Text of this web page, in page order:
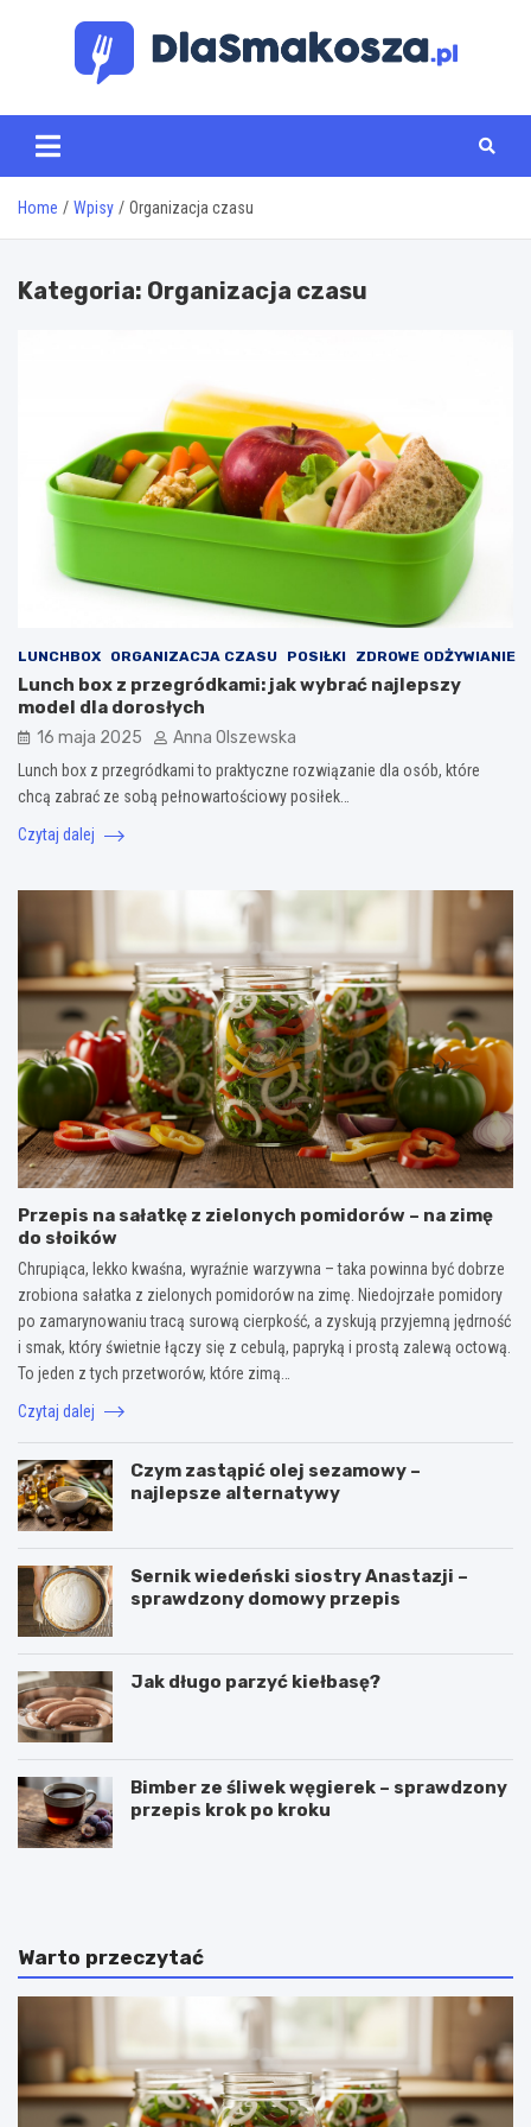
www.dlasmakosza.pl
Home Wpisy Organizacja czasu
Kategoria: Organizacja czasu
LUNCHBOX ORGANIZACJA CZASU POSIŁKI ZDROWE ODŻYWIANIE
Lunch box z przegródkami: jak wybrać najlepszy
model dla dorosłych
16 maja 2025 Anna Olszewska
Lunch box z przegródkami to praktyczne rozwiązanie dla osób, które
chcą zabrać ze sobą pełnowartościowy posiłek…
Czytaj dalej
Przepis na sałatkę z zielonych pomidorów – na zimę
do słoików
Chrupiąca, lekko kwaśna, wyraźnie warzywna – taka powinna być dobrze
zrobiona sałatka z zielonych pomidorów na zimę. Niedojrzałe pomidory
po zamarynowaniu tracą surową cierpkość, a zyskują przyjemną jędrność
i smak, który świetnie łączy się z cebulą, papryką i prostą zalewą octową.
To jeden z tych przetworów, które zimą…
Czytaj dalej
Czym zastąpić olej sezamowy –
najlepsze alternatywy
Sernik wiedeński siostry Anastazji –
sprawdzony domowy przepis
Jak długo parzyć kiełbasę?
Bimber ze śliwek węgierek – sprawdzony
przepis krok po kroku
C
l
a
r
t
i
P
r
k
i
o
o
Warto przeczytać